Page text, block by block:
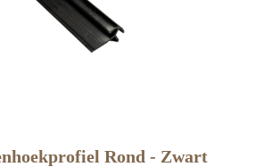
Rond - Zwart